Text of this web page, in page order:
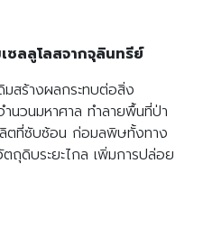
ซลลูโลสจากจุลินทรีย์
มสร้างผลกระทบต่อสิ่ง
นวนมหาศาล ทำลายพื้นที่ป่า
ลิตที่ซับซ้อน ก่อมลพิษทั้งทาง
ถุดิบระยะไกล เพิ่มการปล่อย